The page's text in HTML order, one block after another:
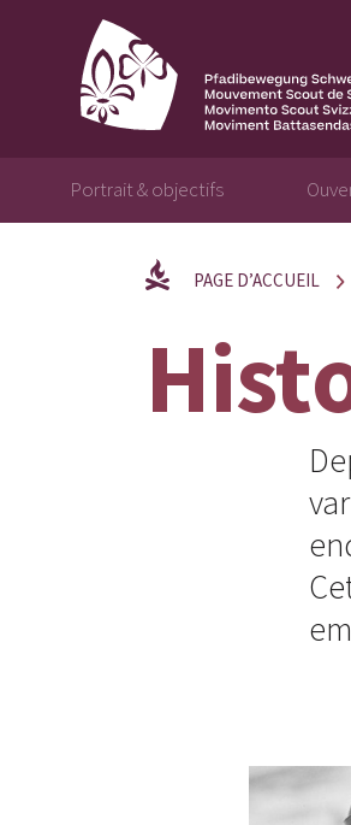
Portrait & objectifs
PAGE D’ACCUEIL